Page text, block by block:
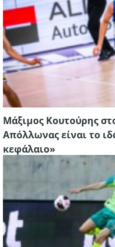
Μάξιμος Κουτούρης
Απόλλωνας είναι το
κεφάλαιο»